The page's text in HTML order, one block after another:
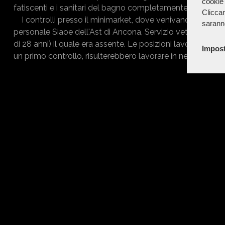
fatiscenti e i sanitari del bagno completamente distaccati
I controlli presso il minimarket, dove venivano venduti
personale Siaoe dell'Ast di Ancona, Servizio
di 28 anni) il quale era assente. Le posizioni lavorative
un primo controllo, risulterebbero lavorare in nero.